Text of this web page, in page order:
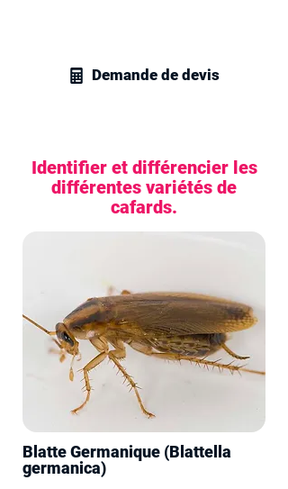
Demande de devis
Identifier et différencier les
différentes variétés de
cafards.
Blatte Germanique (Blattella
germanica)